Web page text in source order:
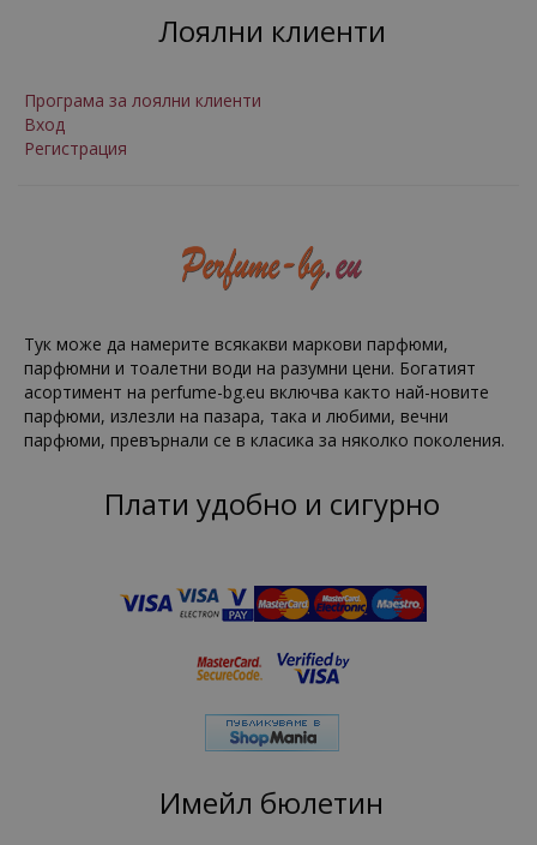
Лоялни клиенти
Програма за лоялни клиенти
Вход
Регистрация
Тук може да намерите всякакви маркови парфюми,
парфюмни и тоалетни води на разумни цени. Богатият
асортимент на perfume-bg.eu включва както най-новите
парфюми, излезли на пазара, така и любими, вечни
парфюми, превърнали се в класика за няколко поколения.
Плати удобно и сигурно
Имейл бюлетин